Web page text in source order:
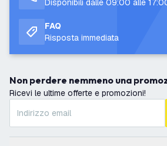
Disponibili dalle 09:00 alle
FAQ
Risposta immediata
Non perdere nemmeno una
Ricevi le ultime offerte e promozioni!